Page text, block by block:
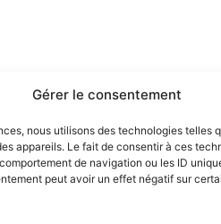
Gérer le consentement
nous utilisons des technologies telles
appareils. Le fait de consentir à ces
de navigation ou les ID
peut avoir un effet négatif sur